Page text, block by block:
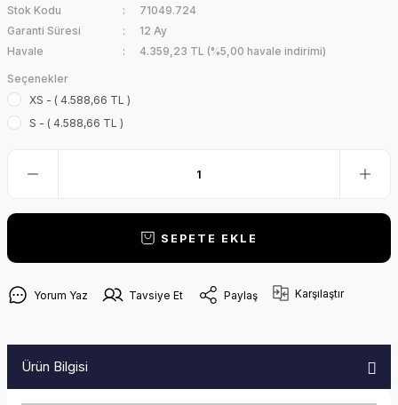
Stok Kodu
71049.724
Garanti Süresi
12 Ay
Havale
4.359,23 TL (%5,00 havale indirimi)
Seçenekler
XS - ( 4.588,66 TL )
S - ( 4.588,66 TL )
SEPETE EKLE
Yorum Yaz Tavsiye Et Paylaş Karşılaştır
Ürün Bilgisi